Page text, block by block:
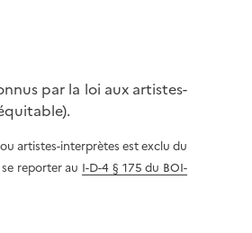
par la loi aux artistes-
artistes-interprètes est exclu du
reporter au I-D-4 § 175 du BOI-